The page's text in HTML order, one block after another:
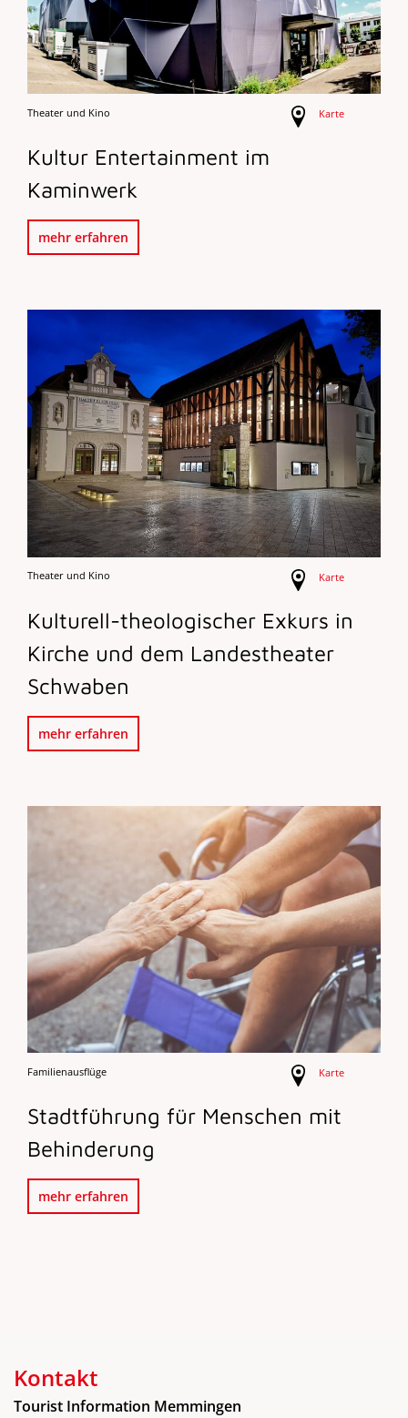
Theater und Kino Karte
Kultur Entertainment im
Kaminwerk
mehr erfahren
Theater und Kino Karte
Kulturell-theologischer Exkurs in
Kirche und dem Landestheater
Schwaben
mehr erfahren
Familienausflüge Karte
Stadtführung für Menschen mit
Behinderung
mehr erfahren
Kontakt
Tourist Information Memmingen